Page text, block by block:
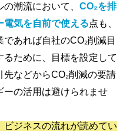
潮流において、 CO₂を排
電気を自前で使える点も、
あれば自社のCO₂削減目
ために、目標を設定して
などからCO₂削減の要請
ーの活用は避けられませ
ジネスの流れが読めてい